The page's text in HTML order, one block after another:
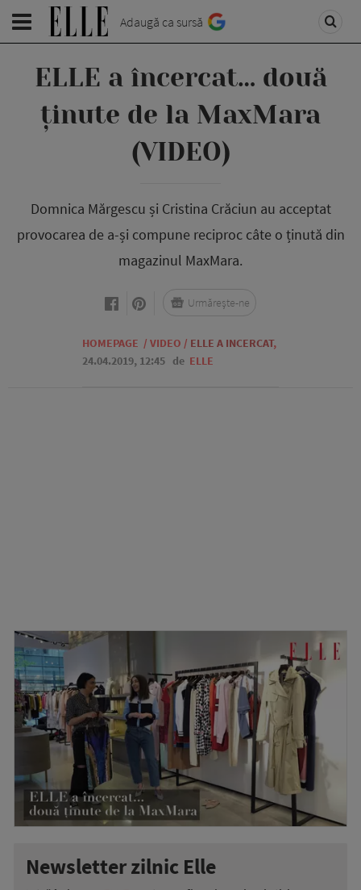
Adaugă ca sursă
ELLE a încercat… două
ținute de la MaxMara
(VIDEO)
Domnica Mărgescu și Cristina Crăciun au acceptat
provocarea de a-și compune reciproc câte o ținută din
magazinul MaxMara.
HOMEPAGE / VIDEO / ELLE A INCERCAT,
24.04.2019, 12:45 de ELLE
Urmărește-ne
Newsletter zilnic Elle